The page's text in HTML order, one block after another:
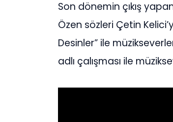
Son dönemin çıkış
Özen sözleri Çetin
Desinler” ile
adlı çalışması ile